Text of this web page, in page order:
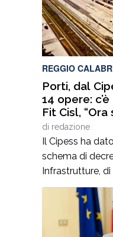
REGGIO
Porti, dal
14 opere:
Fit Cisl,
di redazione
Il Cipess ha
schema di
Infrastrutture,
relativo al
portuali,
per 14 opere
rilevanza